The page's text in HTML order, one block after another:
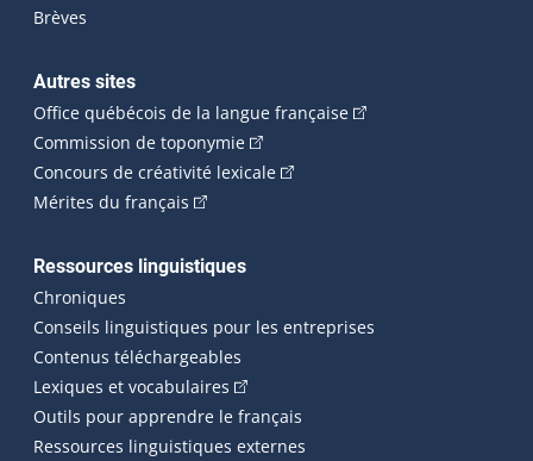
Brèves
Autres sites
Office québécois de la langue française(Cet hyperlien
Commission de toponymie(Cet hyperlien externe s'ouvrira
Concours de créativité lexicale(Cet hyperlien externe
Mérites du français (Cet hyperlien externe s'ouvrira dans une
Ressources linguistiques
Chroniques
Conseils linguistiques pour les entreprises
Contenus téléchargeables
Lexiques et vocabulaires (Cet hyperlien externe s'ouvrira
Outils pour apprendre le français
Ressources linguistiques externes